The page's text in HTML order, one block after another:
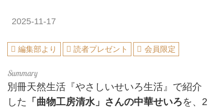
2025-11-17
編集部より 読者プレゼント 会員限定
別冊天然生活『やさしいせいろ生活』で紹介
した 「曲物工房清水」さんの中華せいろを、2